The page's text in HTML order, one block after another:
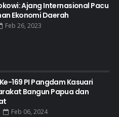
Ajang Internasional Pacu
Ekonomi Daerah
Feb 26, 2023
169 PI Pangdam Kasuari
Bangun Papua dan
Feb 06, 2024